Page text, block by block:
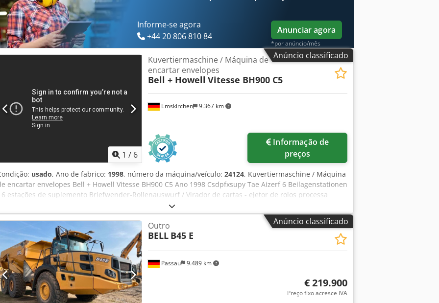
Informe-se agora
+44 20 806 810 84
Anunciar agora
*por anúncio/mês
Anúncio classificado
1 / 6
Emskirchen 9.367 km
Kuvertiermaschine / Máquina de
encartar envelopes
Bell + Howell Vitesse BH900 C5
preços
usado, Ano de fabrico: 1998, número da máquina/veículo: 24124, Kuvertiermaschine / Máquina
encartar envelopes Bell + Howell Vitesse BH900 C5 Ano 1998 Csdpfxsupy Tae Aizerf 6 Beilagenstationen
6 estações de suplemento Briefwender-Rollenauswurf / Virador de cartas - ejetor de rolos processa
formato de envelope de C6 a C5 / processa formato de envelope de C6 a C5 Geschwindigkeit mechanisch
10.000 Takte/Std. / Velocidade max. 10.000 ciclo/h Inspeção por vídeo online através de vídeo Skype
Ficaríamos muito satisfeitos com a sua visita - mais máquinas em stock Disponível de imediato - Pode ser
Emskirchen / Nuremberga em stock - Pode ser testado
Anúncio classificado
Passau 9.489 km
Outro
BELL B45 E
€ 219.900
Preço fixo acresce IVA